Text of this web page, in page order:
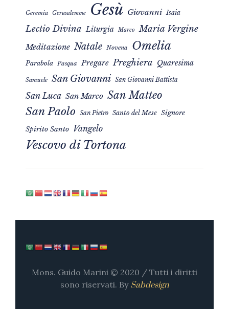
Geremia Gerusalemme Gesù Giovanni Isaia
Lectio Divina Liturgia Marco Maria Vergine
Meditazione Natale Novena Omelia
Parabola Pasqua Pregare Preghiera Quaresima
Samuele San Giovanni San Giovanni Battista
San Luca San Marco San Matteo
San Paolo San Pietro Santo del Mese Signore
Spirito Santo Vangelo
Vescovo di Tortona
Mons. Guido Marini © 2020 / Tutti i diritti
sono riservati. By Sabdesign